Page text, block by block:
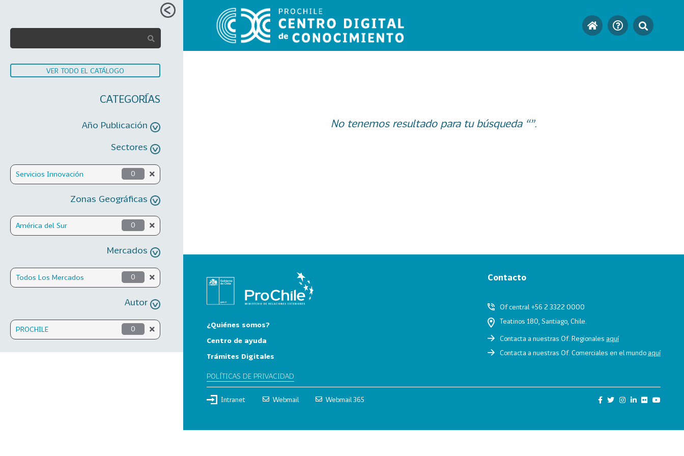
VER TODO EL CATÁLOGO
CATEGORÍAS
Año Publicación
Sectores
Servicios Innovación 0
Zonas Geográficas
América del Sur 0
Mercados
Todos Los Mercados 0
Autor
PROCHILE 0
No tenemos resultado para tu búsqueda “”.
¿Quiénes somos?
Centro de ayuda
Trámites Digitales
POLÍTICAS DE PRIVACIDAD
Contacto
Of central +56 2 3322 0000
Teatinos 180, Santiago, Chile.
Contacta a nuestras Of. Regionales aquí
Contacta a nuestras Of. Comerciales en el mundoaquí
Intranet Webmail Webmail 365